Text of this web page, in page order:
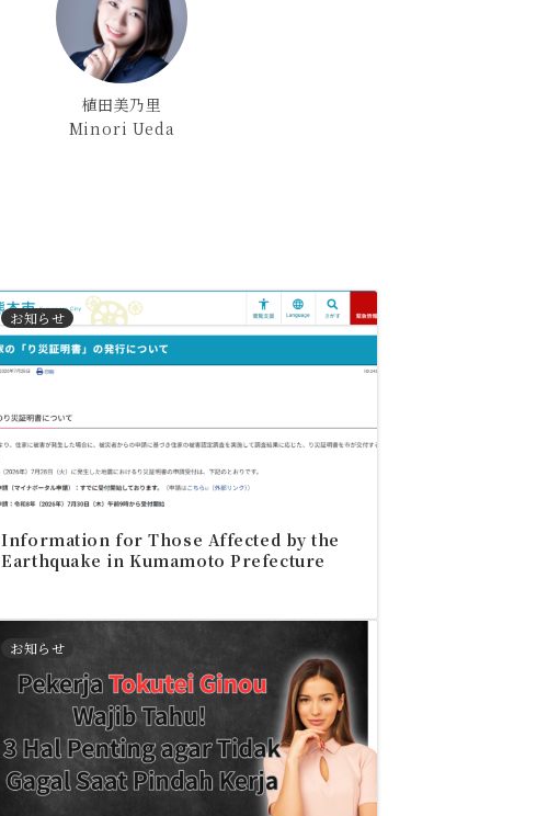
植田美乃里
Minori Ueda
お知らせ
Information for Those Affected by the
Earthquake in Kumamoto Prefecture
お知らせ